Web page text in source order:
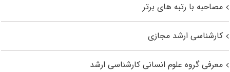
مصاحبه با رتبه های برتر
کارشناسی ارشد مجازی
معرفی گروه علوم انسانی کارشناسی ارشد